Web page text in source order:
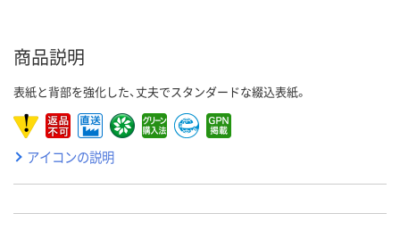
商品説明
表紙と背部を強化した、丈夫でスタンダードな綴込表紙。
アイコンの説明